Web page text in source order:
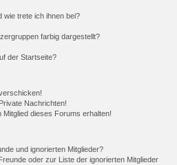
wie trete ich ihnen bei?
farbig dargestellt?
der Startseite?
Nachrichten!
Mitglied dieses Forums erhalten!
und ignorierten Mitglieder?
oder zur Liste der ignorierten Mitglieder